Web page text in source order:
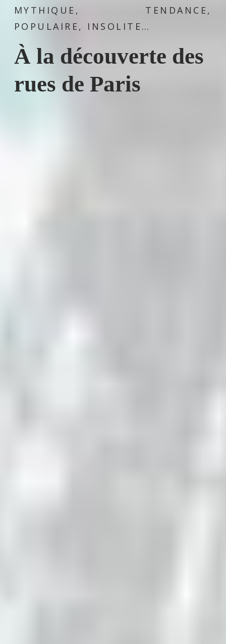
MYTHIQUE, TENDANCE,
POPULAIRE, INSOLITE…
À la découverte des
rues de Paris